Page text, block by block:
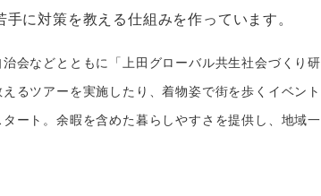
に対策を教える仕組みを作っています。
会などとともに「上田グローバル共生社会づくり研
るツアーを実施したり、着物姿で街を歩くイベント
タート。余暇を含めた暮らしやすさを提供し、 地域一